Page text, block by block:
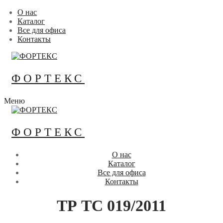
Перейти
содержимому
Меню
Закрыть
О нас
Каталог
Все для офиса
Контакты
ФОРТЕКС
Меню
ФОРТЕКС
О нас
Каталог
Все для офиса
Контакты
ТР ТС 019/2011